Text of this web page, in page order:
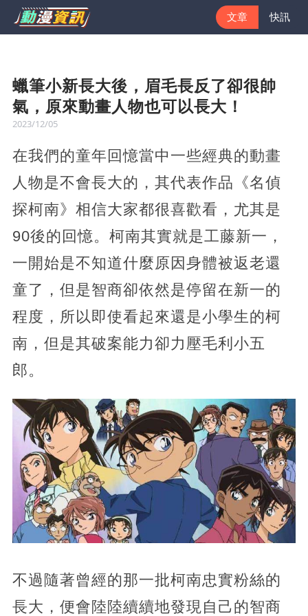
文章 快訊
蠟筆小新長大後，眉毛長反了卻很帥
氣，原來動畫人物也可以長大！
2023/12/05
在我們的童年回憶當中一些經典的動畫
人物是不會長大的，其代表作品《名偵
探柯南》相信大家都很喜歡看，尤其是
90後的回憶。柯南其實就是工藤新一，
一開始是不知道什麼原因身體被返老還
童了，但是智商卻依然是停留在新一的
程度，所以即使看起來還是小學生的柯
南，但是其破案能力卻力壓毛利小五
郎。
不過隨著曾經的那一批柯南忠實粉絲的
長大，便會陸陸續續地發現自己的智商